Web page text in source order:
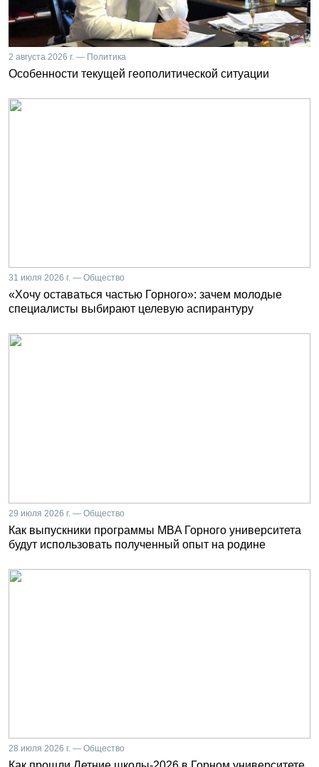
2 августа 2026 г. — Политика
Особенности текущей геополитической ситуации
31 июля 2026 г. — Общество
«Хочу оставаться частью Горного»: зачем молодые
специалисты выбирают целевую аспирантуру
29 июля 2026 г. — Общество
Как выпускники программы MBA Горного университета
будут использовать полученный опыт на родине
28 июля 2026 г. — Общество